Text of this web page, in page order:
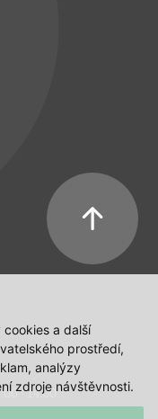
a další
prostředí,
analýzy
zdroje návštěvnosti.
- 14:00.